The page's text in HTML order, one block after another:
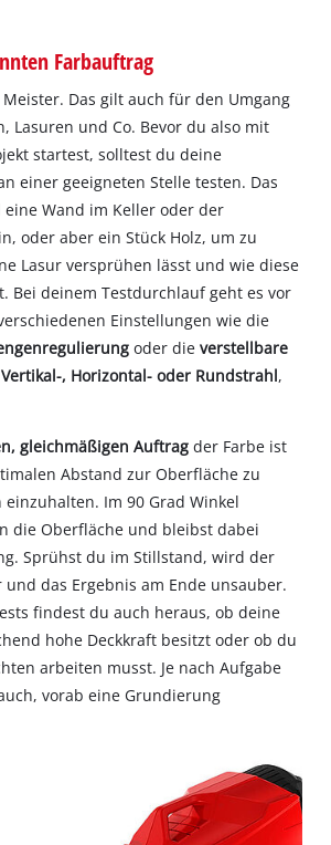
Farbauftrag
Das gilt auch für den Umgang
Lasuren und Co. Bevor du also mit
startest, solltest du deine
einer geeigneten Stelle testen. Das
eine Wand im Keller oder der
oder aber ein Stück Holz, um zu
Lasur versprühen lässt und wie diese
Bei deinem Testdurchlauf geht es vor
Einstellungen wie die
oder dieverstellbare
, Horizontal- oder Rundstrahl,
gleichmäßigen Auftrag der Farbe ist
Abstand zur Oberfläche zu
Im 90 Grad Winkel
die Oberfläche und bleibst dabei
Sprühst du im Stillstand, wird der
das Ergebnis am Ende unsauber.
findest du auch heraus, ob deine
hohe Deckkraft besitzt oder ob du
arbeiten musst. Je nach Aufgabe
vorab eine Grundierung